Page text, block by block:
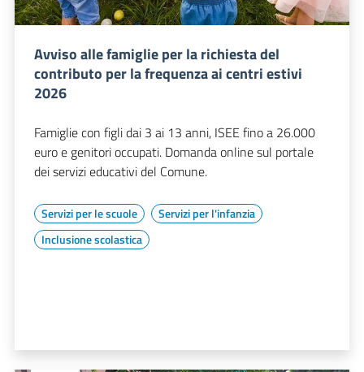
Avviso alle famiglie per la richiesta del
contributo per la frequenza ai centri estivi
2026
Famiglie con figli dai 3 ai 13 anni, ISEE fino a 26.000
euro e genitori occupati. Domanda online sul portale
dei servizi educativi del Comune.
Servizi per le scuole
Servizi per l'infanzia
Inclusione scolastica